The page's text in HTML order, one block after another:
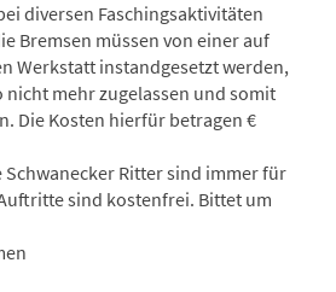
diversen Faschingsaktivitäten
Bremsen müssen von einer auf
Werkstatt instandgesetzt werden,
nicht mehr zugelassen und somit
Die Kosten hierfür betragen €
Schwanecker Ritter sind immer für
sind kostenfrei. Bittet um